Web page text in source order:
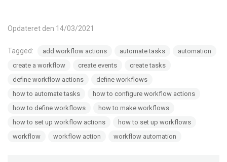
Opdateret den 14/03/2021
Tagged: add workflow actions automate tasks
automation
create a workflow
create events
create tasks
define workflow actions
define workflows
how to automate tasks
how to configure workflow actions
how to define workflows
how to make workflows
how to set up workflow actions
how to set up workflows
workflow
workflow action workflow automation